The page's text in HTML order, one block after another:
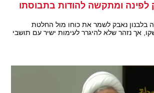
לפינה ומתקשה להודות בתבוסתו
בלבנון נאבק לשמר את כוחו מול החלטת
אך נזהר שלא להיגרר לעימות ישיר עם תושבי